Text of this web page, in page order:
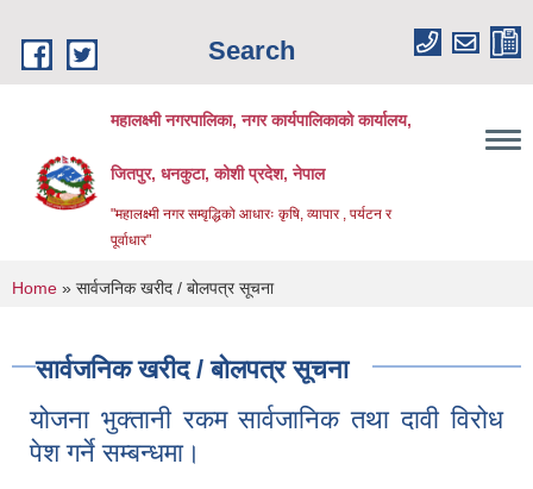
Search
महालक्ष्मी नगरपालिका, नगर कार्यपालिकाको कार्यालय,
जितपुर, धनकुटा, कोशी प्रदेश, नेपाल
"महालक्ष्मी नगर सम्वृद्धिको आधारः कृषि, व्यापार , पर्यटन र
पूर्वाधार"
You are here
Home » सार्वजनिक खरीद / बोलपत्र सूचना
सार्वजनिक खरीद / बोलपत्र सूचना
योजना भुक्तानी रकम सार्वजानिक तथा दावी विरोध
पेश गर्ने सम्बन्धमा।